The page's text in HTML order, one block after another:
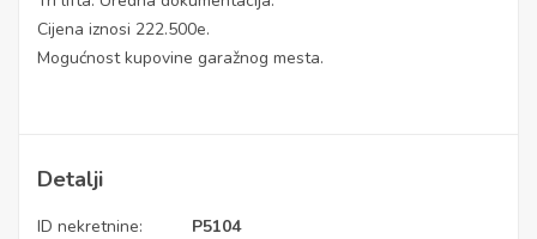
Cijena iznosi 222.500e.
Mogućnost kupovine garažnog mesta.
Detalji
ID nekretnine:
P5104